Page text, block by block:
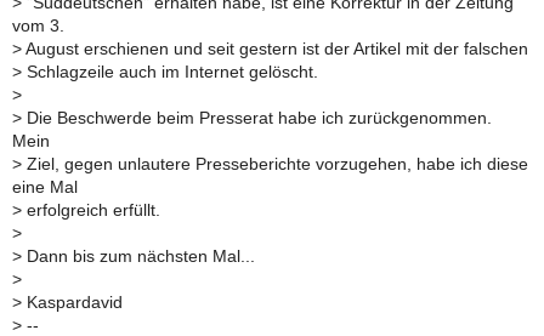
vom 3.
> August erschienen und seit gestern ist der Artikel mit der falschen
> Schlagzeile auch im Internet gelöscht.
>
> Die Beschwerde beim Presserat habe ich zurückgenommen.
Mein
> Ziel, gegen unlautere Presseberichte vorzugehen, habe ich diese
eine Mal
> erfolgreich erfüllt.
>
> Dann bis zum nächsten Mal...
>
> Kaspardavid
> --